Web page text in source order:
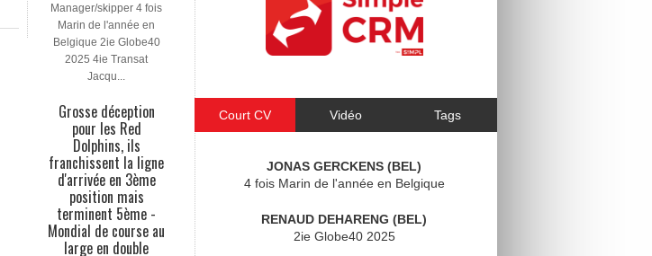
Manager/skipper 4 fois
Marin de l'année en
Belgique 2ie Globe40
2025 4ie Transat
Jacqu...
Grosse déception
pour les Red
Dolphins, ils
franchissent la ligne
d'arrivée en 3ème
position mais
terminent 5ème -
Mondial de course au
large en double
Court CV Vidéo Tags
JONAS GERCKENS (BEL)
4 fois Marin de l'année en Belgique
RENAUD DEHARENG (BEL)
2ie Globe40 2025